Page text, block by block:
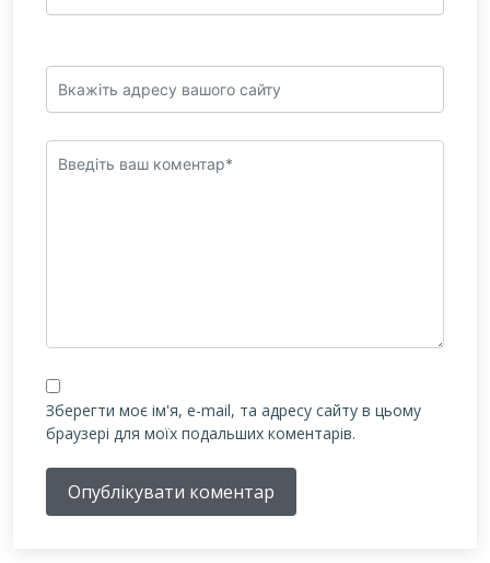
Зберегти моє ім'я, e-mail, та адресу сайту в цьому
браузері для моїх подальших коментарів.
Опублікувати коментар